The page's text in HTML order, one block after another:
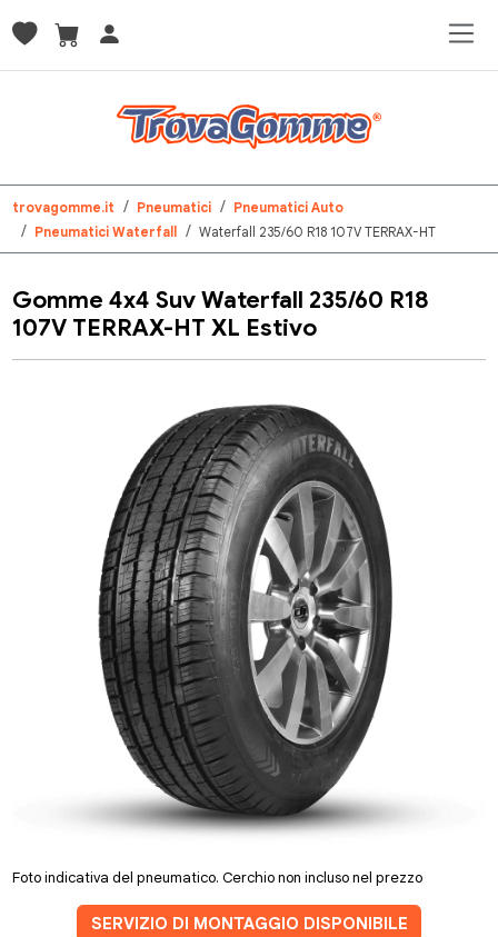
trovagomme.it Pneumatici
Pneumatici Auto
Pneumatici Waterfall
Waterfall 235/60 R18 107V TERRAX-HT
Gomme 4x4 Suv Waterfall 235/60 R18
107V TERRAX-HT XL Estivo
Foto indicativa del pneumatico. Cerchio non incluso nel prezzo
SERVIZIO DI MONTAGGIO DISPONIBILE